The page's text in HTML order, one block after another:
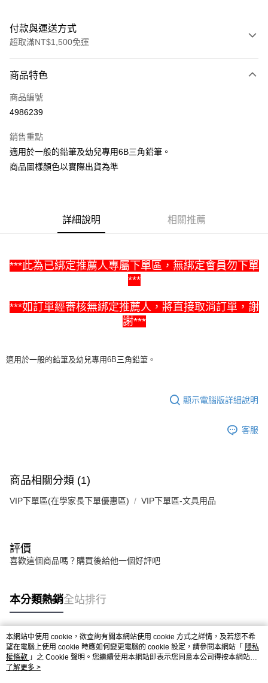
付款與運送方式
超取滿NT$1,500免運
信用卡一次付款
超商取貨付款
Apple Pay
街口支付
運送方式
每筆NT$60，滿NT$1,500(含以上)免運費
宅配滿額1500免運
商品特色
商品編號
4986239
銷售重點
適用於一般的鉛筆及幼兒專用6B三角鉛筆。
商品圖樣顏色以實際出貨為準
詳細說明 相關推薦
***此為已綁定推薦人專屬下單區，無綁定會員勿下單
***
***如訂單經審核無綁定推薦人，將直接取消訂單，謝
謝***
適用於一般的鉛筆及幼兒專用6B三角鉛筆。
顯示電腦版詳細說明
客服
商品相關分類 (1)
VIP下單區(在學家長下單優惠區) VIP下單區-文具用品
評價
喜歡這個商品嗎？購買後給他一個好評吧
本分類熱銷全站排行
熱門標籤
本網站中使用 cookie，欲查詢有關本網站使用 cookie 方式之詳情，及若您不希
望在電腦上使用 cookie 時應如何變更電腦的 cookie 設定，請參閱本網站「 隱私
權條款 」之 Cookie 聲明。您繼續使用本網站即表示您同意本公司得按本網站使
用條款之 Cookie 聲明使用 cookie。
了解更多 >